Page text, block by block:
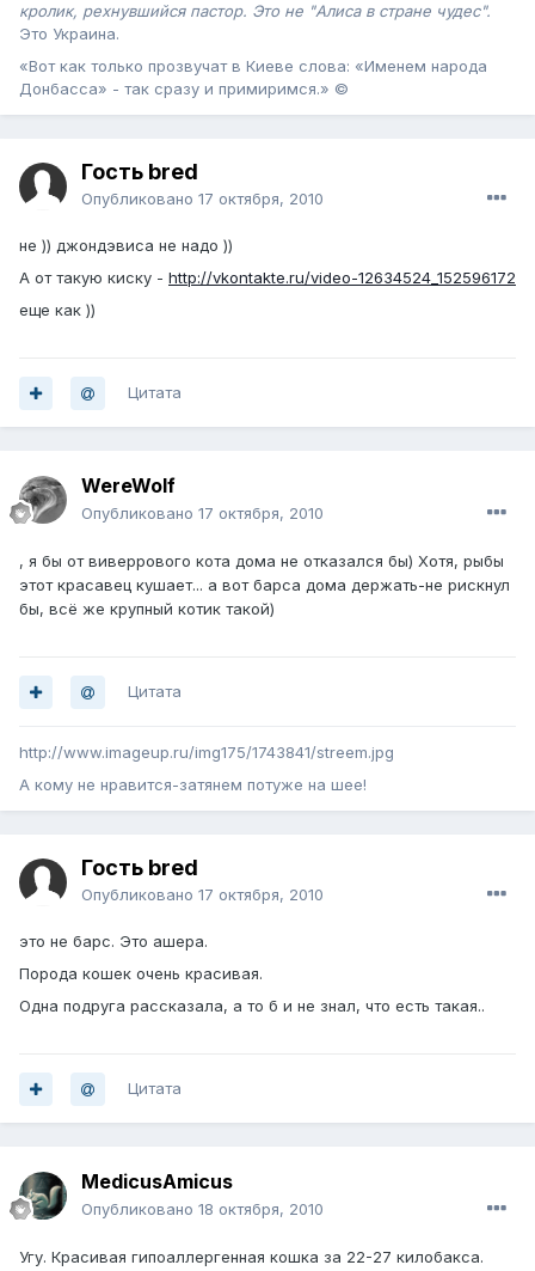
кролик, рехнувшийся пастор. Это не "Алиса в стране чудес".
Это Украина .
«Вот как только прозвучат в Киеве слова: «Именем народа
Донбасса» - так сразу и примиримся.» ©
Гость bred
Опубликовано 17 октября, 2010
не )) джондэвиса не надо ))
А от такую киску - http://vkontakte.ru/video-12634524_152596172
еще как ))
Цитата
WereWolf
Опубликовано 17 октября, 2010
, я бы от виверрового кота дома не отказался бы) Хотя, рыбы
этот красавец кушает... а вот барса дома держать-не рискнул
бы, всё же крупный котик такой)
Цитата
http://www.imageup.ru/img175/1743841/streem.jpg
А кому не нравится-затянем потуже на шее!
Гость bred
Опубликовано 17 октября, 2010
это не барс. Это ашера.
Порода кошек очень красивая.
Одна подруга рассказала, а то б и не знал, что есть такая..
Цитата
MedicusAmicus
Опубликовано 18 октября, 2010
Угу. Красивая гипоаллергенная кошка за 22-27 килобакса.